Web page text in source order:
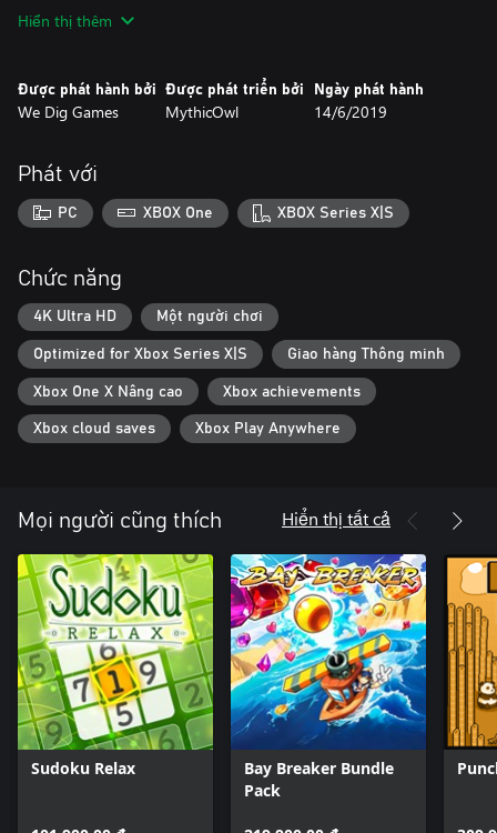
Nhảy vào thế giới của Hexologic và hiển thị ai là chủ nhân thực sự
Hiển thị thêm
Được phát hành bởi
We Dig Games
Được phát triển bởi
MythicOwl
Ngày phát hành
14/6/2019
Phát với
PC XBOX One XBOX Series X|S
Chức năng
4K Ultra HD Một người chơi
Optimized for Xbox Series X|S Giao hàng Thông minh
Xbox One X Nâng cao Xbox achievements
Xbox cloud saves Xbox Play Anywhere
Mọi người cũng thích Hiển thị tất cả
Sudoku Relax
Bay Breaker Bundle
Pack